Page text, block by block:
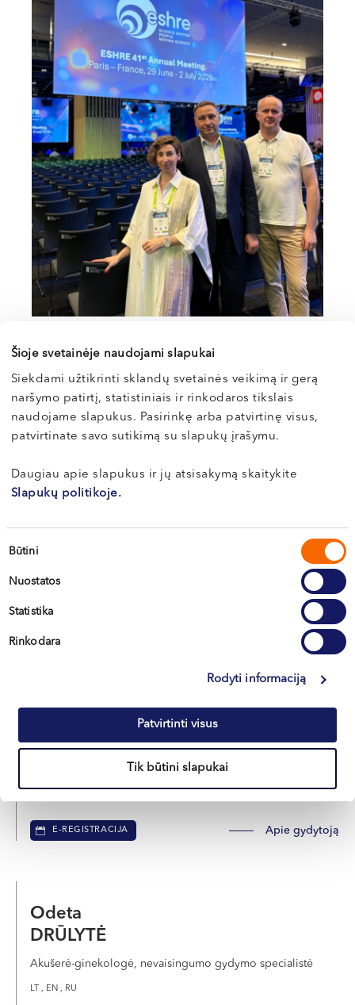
Šioje svetainėje naudojami slapukai
Siekdami užtikrinti sklandų svetainės veikimą ir gerą
naršymo patirtį, statistiniais ir rinkodaros tikslais
naudojame slapukus. Pasirinkę arba patvirtinę visus,
patvirtinate savo sutikimą su slapukų įrašymu.
Daugiau apie slapukus ir jų atsisakymą skaitykite
Slapukų politikoje.
Sutikimo
Būtini
Nuostatos
Statistika
Rinkodara
Rodyti informaciją
Patvirtinti visus
Tik būtini slapukai
Paslaugas teikiantys specialistai
Dr. Andrė
AMŠIEJIENĖ
Apie gydytoją
DARGIENĖ
Akušerė-ginekologė, nevaisingumo gydymo specialistė
Klaipėda, Naujoji Uosto g. 9
E-REGISTRACIJA Apie gydytoją
Odeta
DRŪLYTĖ
Akušerė-ginekologė, nevaisingumo gydymo specialistė
LT , EN , RU